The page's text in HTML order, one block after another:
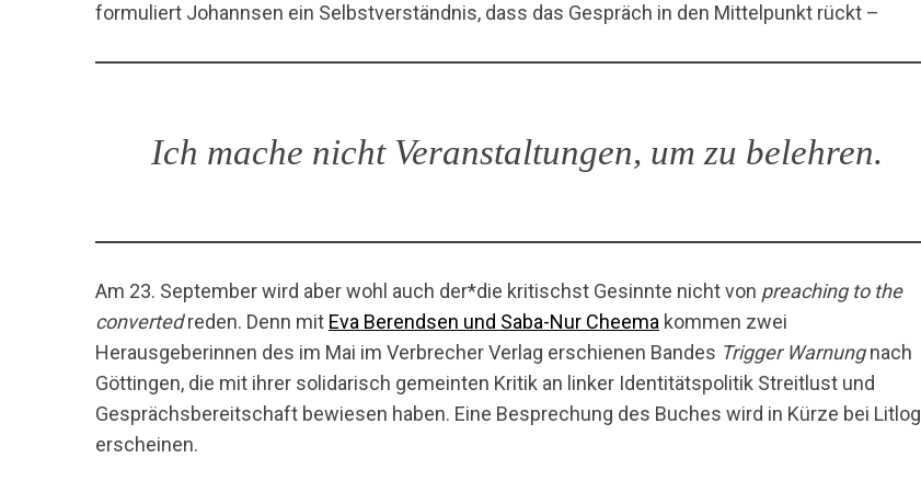
formuliert Johannsen ein Selbstverständnis, dass das Gespräch in den Mittelpunkt rückt –
Ich mache nicht Veranstaltungen, um zu belehren.
Am 23. September wird aber wohl auch der*die kritischst Gesinnte nicht von preaching to the
convertedreden. Denn mit Eva Berendsen und Saba-Nur Cheema kommen zwei
Herausgeberinnen des im Mai im Verbrecher Verlag erschienen Bandes Trigger Warnungnach
Göttingen, die mit ihrer solidarisch gemeinten Kritik an linker Identitätspolitik Streitlust und
Gesprächsbereitschaft bewiesen haben. Eine Besprechung des Buches wird in Kürze bei Litlog
erscheinen.